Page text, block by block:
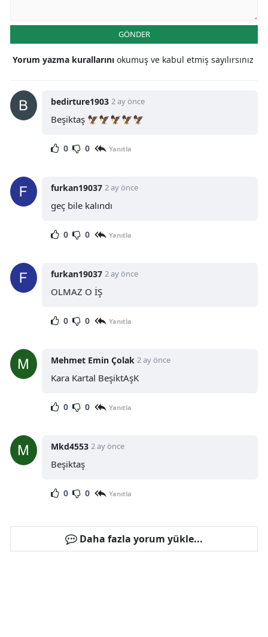
GÖNDER
Yorum yazma kurallarını okumuş ve kabul etmiş sayılırsınız
bedirture1903 2 ay önce
Beşiktaş 🦅🦅🦅🦅🦅
0 0 Yanıtla
furkan19037 2 ay önce
geç bile kalındı
0 0 Yanıtla
furkan19037 2 ay önce
OLMAZ O İŞ
0 0 Yanıtla
Mehmet Emin Çolak 2 ay önce
Kara Kartal BeşiktAşK
0 0 Yanıtla
Mkd4553 2 ay önce
Beşiktaş
0 0 Yanıtla
Daha fazla yorum yükle...